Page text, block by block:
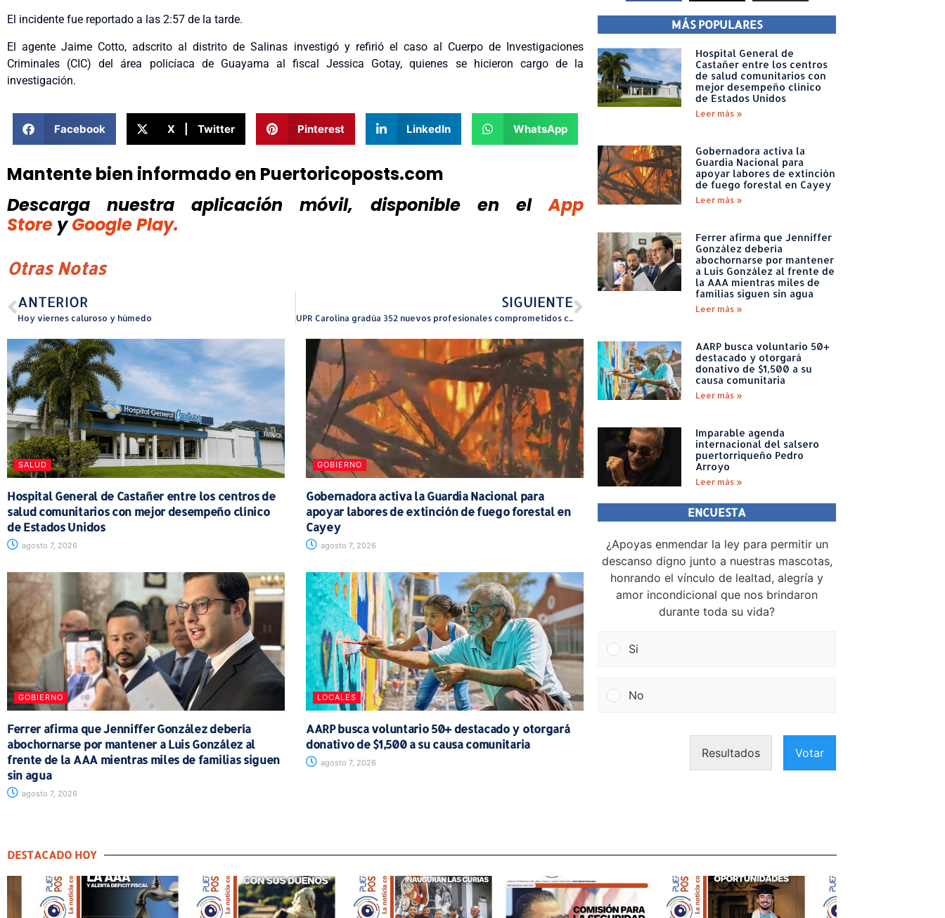
El incidente fue reportado a las 2:57 de la tarde.
El agente Jaime Cotto, adscrito al distrito de Salinas investigó y refirió el caso al Cuerpo de Investigaciones
Criminales (CIC) del área policíaca de Guayama al fiscal Jessica Gotay, quienes se hicieron cargo de la
investigación.
Facebook X | Twitter Pinterest LinkedIn WhatsApp
Mantente bien informado en Puertoricoposts.com
Descarga nuestra aplicación móvil, disponible
en el
App
Store y Google Play.
Otras Notas
ANTERIOR
Hoy viernes caluroso y húmedo
SIGUIENTE
UPR Carolina gradúa 352 nuevos profesionales comprometidos con transformar a Puerto Rico
SALUD
Hospital General de Castañer entre los centros de
salud comunitarios con mejor desempeño clínico
de Estados Unidos
agosto 7, 2026
GOBIERNO
Gobernadora activa la Guardia Nacional para
apoyar labores de extinción de fuego forestal en
Cayey
agosto 7, 2026
GOBIERNO
Ferrer afirma que Jenniffer González debería
abochornarse por mantener a Luis González al
frente de la AAA mientras miles de familias siguen
sin agua
agosto 7, 2026
LOCALES
AARP busca voluntario 50+ destacado y otorgará
donativo de $1,500 a su causa comunitaria
agosto 7, 2026
MÁS POPULARES
Hospital General de
Castañer entre los centros
de salud comunitarios con
mejor desempeño clínico
de Estados Unidos
Leer más »
Gobernadora activa la
Guardia Nacional para
apoyar labores de extinción
de fuego forestal en Cayey
Leer más »
Ferrer afirma que Jenniffer
González debería
abochornarse por mantener
a Luis González al frente de
la AAA mientras miles de
familias siguen sin agua
Leer más »
AARP busca voluntario 50+
destacado y otorgará
donativo de $1,500 a su
causa comunitaria
Leer más »
Imparable agenda
internacional del salsero
puertorriqueño Pedro
Arroyo
Leer más »
ENCUESTA
¿Apoyas enmendar la ley para permitir un
descanso digno junto a nuestras mascotas,
honrando el vínculo de lealtad, alegría y
amor incondicional que nos brindaron
durante toda su vida?
Si
No
Resultados Votar
DESTACADO HOY